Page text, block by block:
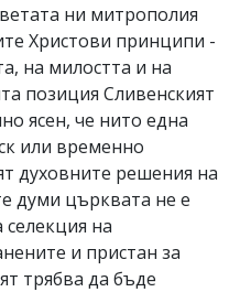
ни митрополия
Христови принципи -
на милостта и на
позиция Сливенският
ясен, че нито една
или временно
духовните решения на
думи църквата не е
на
и пристан за
трябва да бъде